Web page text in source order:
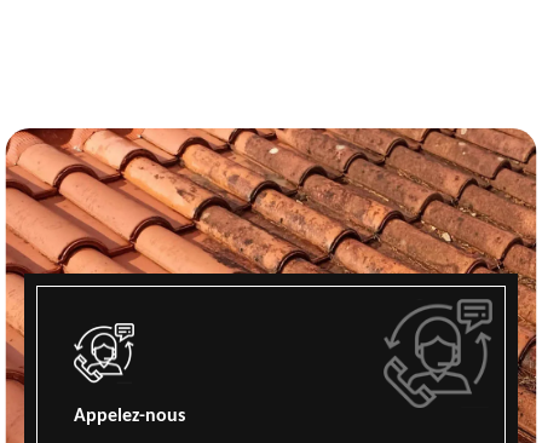
Appelez-nous